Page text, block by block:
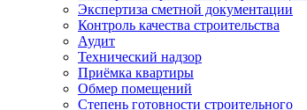
Экспертиза сметной документации
Контроль качества строительства
Аудит
Технический надзор
Приёмка квартиры
Обмер помещений
Степень готовности строительного